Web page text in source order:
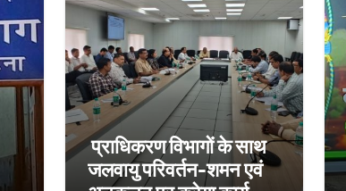
प्राधिकरण विभागों के साथ
जलवायु परिवर्तन-शमन एवं